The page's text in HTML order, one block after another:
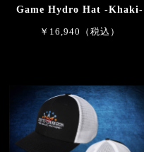
Game Hydro Hat -Khaki-
￥16,940（税込）